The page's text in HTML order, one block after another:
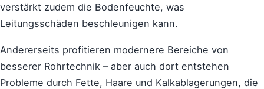
verstärkt zudem die Bodenfeuchte, was
Leitungsschäden beschleunigen kann.
Andererseits profitieren modernere Bereiche von
besserer Rohrtechnik – aber auch dort entstehen
Probleme durch Fette, Haare und Kalkablagerungen, die